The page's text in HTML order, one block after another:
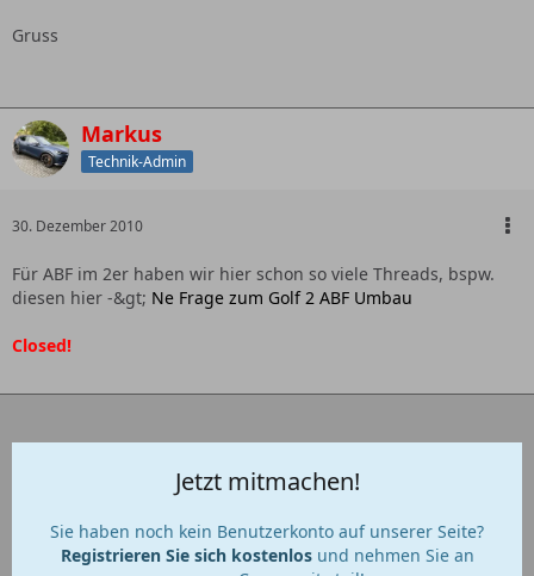
Gruss
Markus
Technik-Admin
30. Dezember 2010
Für ABF im 2er haben wir hier schon so viele Threads, bspw.
diesen hier -&gt; Ne Frage zum Golf 2 ABF Umbau
Closed!
Jetzt mitmachen!
Sie haben noch kein Benutzerkonto auf unserer Seite?
Registrieren Sie sich kostenlosund nehmen Sie an